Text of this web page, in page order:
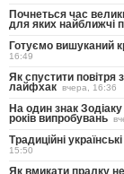
Почнеться час
для яких найближчі
Готуємо вишуканий
16:49
Як спустити
лайфхак вчера, 16:36
На один знак
років випробувань
Традиційні
15:50
Як вмикати пралку